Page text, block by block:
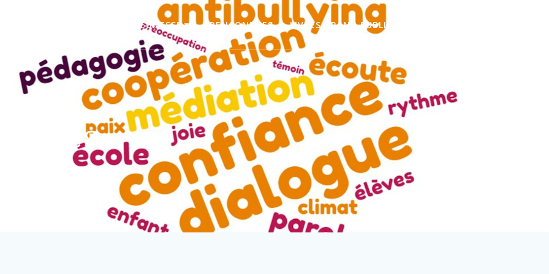
LIVRES JEUNESSE RENCONTRES LIVRES GRAND PUBLIC